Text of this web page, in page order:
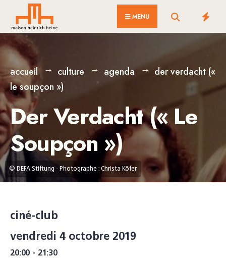
content
MENU
© DEFA Stiftung - Photographe : Christa Köfer
accueil culture agenda
der verdacht («
le soupçon »)
Der Verdacht (« Le
Soupçon »)
ciné-club
vendredi 4 octobre 2019
20:00 - 21:30